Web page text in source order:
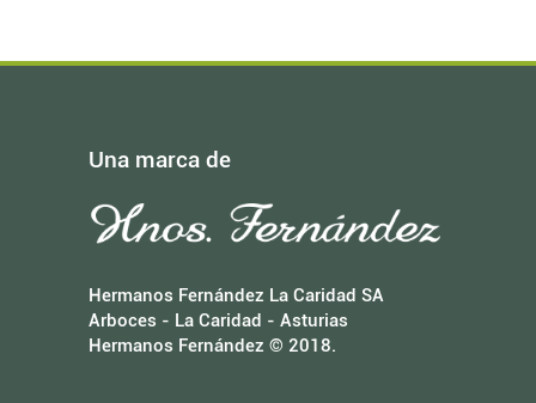
Una marca de
Hermanos Fernández La Caridad SA
Arboces - La Caridad - Asturias
Hermanos Fernández © 2018.